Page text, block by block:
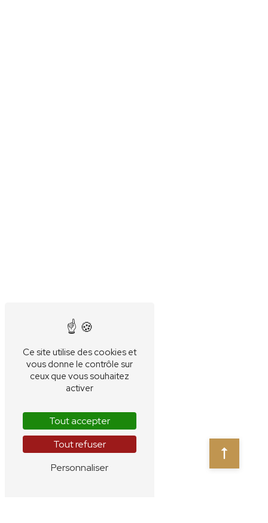
12 Rue de l'Hermitage 60350 Autrêches
07 67 67 91 15
apichutka@gmail.com
Accueil Fenêtre / Porte
Charpente traditionnelle
Aménagement intérieur
L'Atelier
Contact